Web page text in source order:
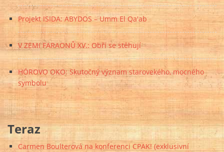
Projekt ISIDA: ABYDOS – Umm El Qa'ab
V ZEMI FARAONŮ XV.: Obři se stěhují
HÓROVO OKO: Skutočný význam starovekého, mocného
symbolu
Teraz
Carmen Boulterová na konferenci CPAK! (exklusivní